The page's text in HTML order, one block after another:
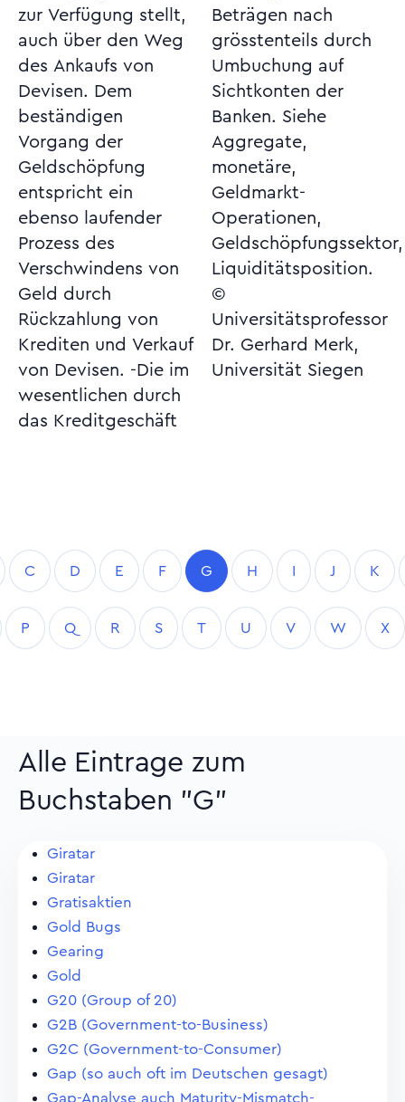
zur Verfügung stellt,
auch über den Weg
des Ankaufs von
Devisen. Dem
beständigen
Vorgang der
Geldschöpfung
entspricht ein
ebenso laufender
Prozess des
Verschwindens von
Geld durch
Rückzahlung von
Krediten und Verkauf
von Devisen. -Die im
wesentlichen durch
das Kreditgeschäft
Beträgen nach
grösstenteils durch
Umbuchung auf
Sichtkonten der
Banken. Siehe
Aggregate,
monetäre,
Geldmarkt-
Operationen,
Geldschöpfungssektor,
Liquiditätsposition.
©
Universitätsprofessor
Dr. Gerhard Merk,
Universität Siegen
C D E F G H I J K
P Q R S T U V W X
Alle Eintrage zum
Buchstaben "G"
Giratar
Giratar
Gratisaktien
Gold Bugs
Gearing
Gold
G20 (Group of 20)
G2B (Government-to-Business)
G2C (Government-to-Consumer)
Gap (so auch oft im Deutschen gesagt)
Gap-Analyse auch Maturity-Mismatch-